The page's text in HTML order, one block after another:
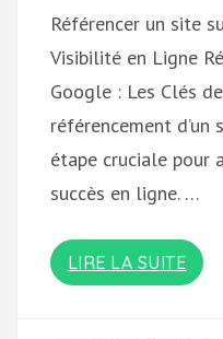
Référencer un site
Visibilité en Ligne
Google : Les Clés
référencement
étape cruciale pour
succès en ligne. …
LIRE LA SUITE